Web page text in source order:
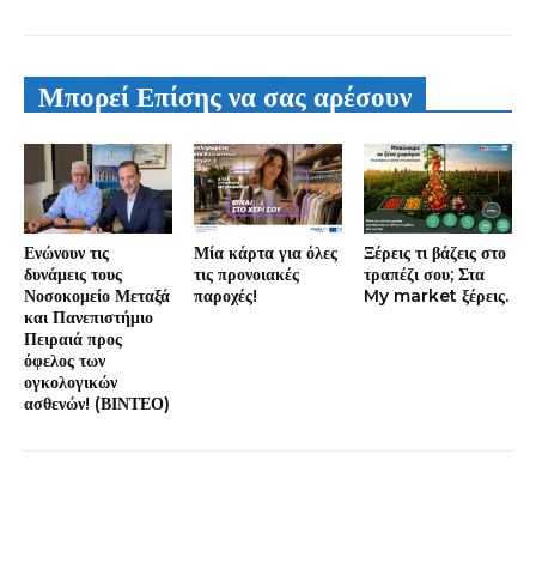
Μπορεί Επίσης να σας αρέσουν
Ενώνουν τις
δυνάμεις τους
Νοσοκομείο Μεταξά
και Πανεπιστήμιο
Πειραιά προς
όφελος των
ογκολογικών
ασθενών! (ΒΙΝΤΕΟ)
Μία κάρτα για όλες
τις προνοιακές
παροχές!
Ξέρεις τι βάζεις στο
τραπέζι σου; Στα
My market ξέρεις.